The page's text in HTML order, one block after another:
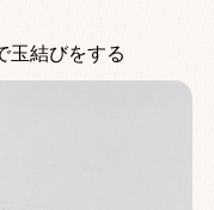
玉結びをする